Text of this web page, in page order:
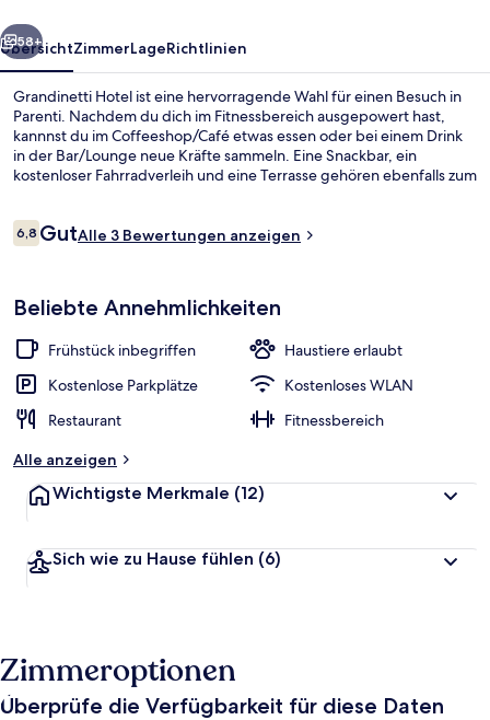
Weiter
58+
ÜbersichtZimmerLageRichtlinien
Grandinetti Hotel ist eine hervorragende Wahl für einen Besuch in
Parenti. Nachdem du dich im Fitnessbereich ausgepowert hast,
kannnst du im Coffeeshop/Café etwas essen oder bei einem Drink
in der Bar/Lounge neue Kräfte sammeln. Eine Snackbar, ein
kostenloser Fahrradverleih und eine Terrasse gehören ebenfalls zum
Bewertungen
6,86,8 von 10.
GutAlle 3 Bewertungen anzeigen
Beliebte Annehmlichkeiten
Frühstück inbegriffen
Haustiere erlaubt
Kostenlose Parkplätze
Kostenloses WLAN
Restaurant
Fitnessbereich
Alle anzeigen
Wichtigste Merkmale (12)
Sich wie zu Hause fühlen (6)
Zimmeroptionen
Überprüfe die Verfügbarkeit für diese Daten